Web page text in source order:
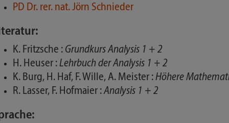
PD Dr. rer. nat. Jörn Schnieder
K. Fritzsche : Grundkurs Analysis 1 + 2
H. Heuser :Lehrbuch der Analysis 1 + 2
K. Burg, H. Haf, F. Wille, A. Meister :Höhere
R. Lasser, F. Hofmaier :Analysis 1 + 2